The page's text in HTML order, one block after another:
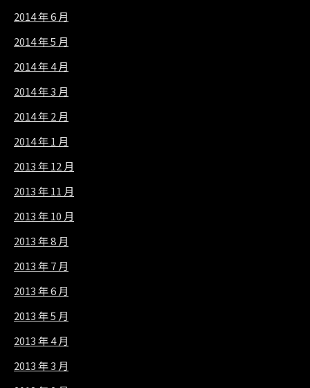
2014 年 6 月
2014 年 5 月
2014 年 4 月
2014 年 3 月
2014 年 2 月
2014 年 1 月
2013 年 12 月
2013 年 11 月
2013 年 10 月
2013 年 8 月
2013 年 7 月
2013 年 6 月
2013 年 5 月
2013 年 4 月
2013 年 3 月